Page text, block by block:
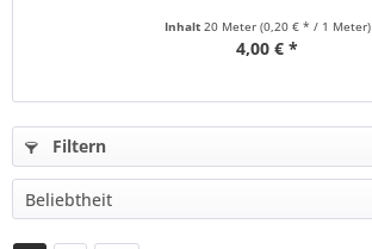
Inhalt 20 Meter (0,20 € * / 1 Meter)
4,00 € *
Filtern